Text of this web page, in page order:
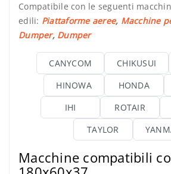
Compatibile con le seguenti
edili: Piattaforme aeree, Macchine
Dumper, Dumper
CANYCOM CHIKUSUI
HINOWA
HONDA
IHI
ROTAIR
TAYLOR
Macchine compatibili